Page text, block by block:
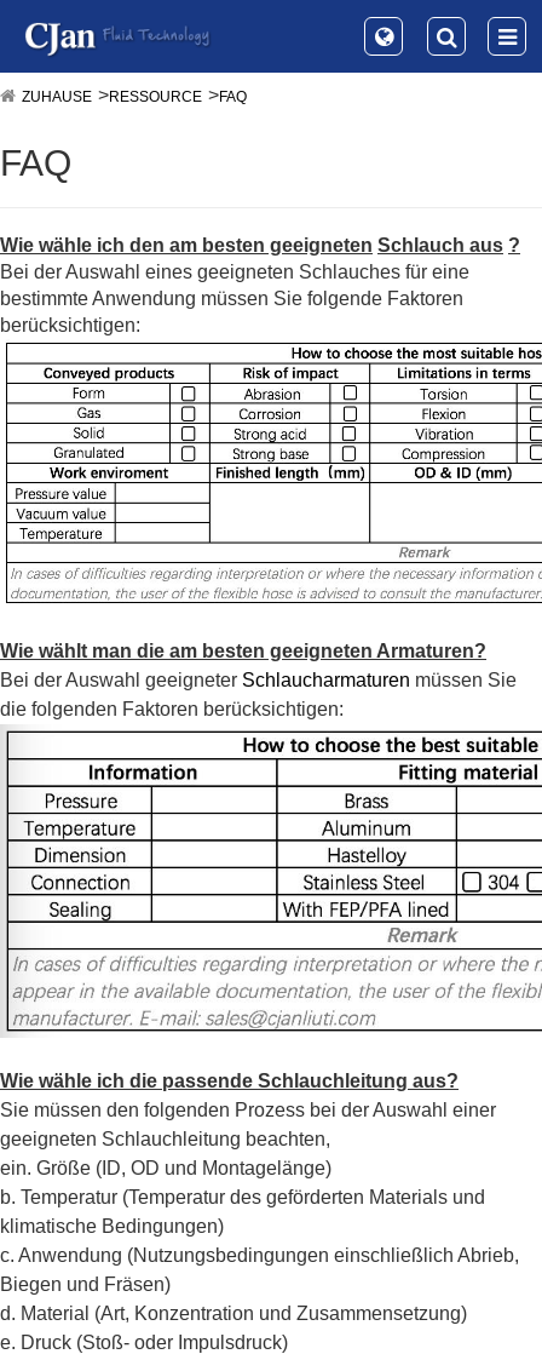
ZUHAUSE RESSOURCE FAQ
FAQ
Wie wähle ich den am besten geeigneten Schlauch aus ?
Bei der Auswahl eines geeigneten Schlauches für eine
bestimmte Anwendung müssen Sie folgende Faktoren
berücksichtigen:
Wie wählt man die am besten geeigneten Armaturen?
Bei der Auswahl geeigneter Schlaucharmaturen müssen Sie
die folgenden Faktoren berücksichtigen:
Wie wähle ich die passende Schlauchleitung aus?
Sie müssen den folgenden Prozess bei der Auswahl einer
geeigneten Schlauchleitung beachten,
ein. Größe (ID, OD und Montagelänge)
b. Temperatur (Temperatur des geförderten Materials und
klimatische Bedingungen)
c. Anwendung (Nutzungsbedingungen einschließlich Abrieb,
Biegen und Fräsen)
d. Material (Art, Konzentration und Zusammensetzung)
e. Druck (Stoß- oder Impulsdruck)